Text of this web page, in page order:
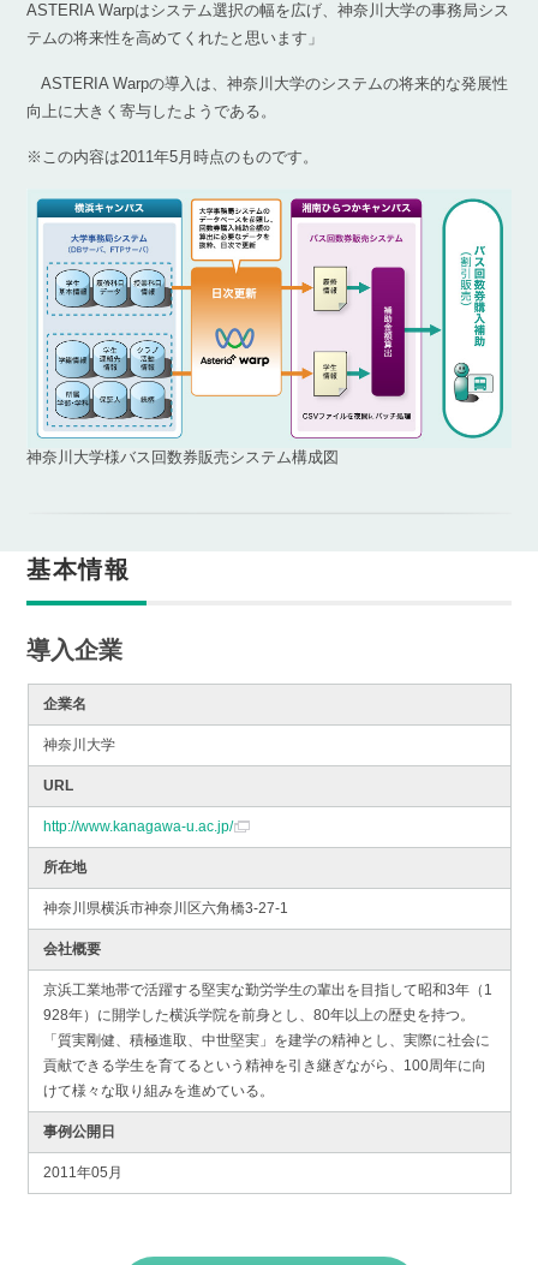
ASTERIA Warpはシステム選択の幅を広げ、神奈川大学の事務局シス
テムの将来性を高めてくれたと思います」
ASTERIA Warpの導入は、神奈川大学のシステムの将来的な発展性
向上に大きく寄与したようである。
※この内容は2011年5月時点のものです。
神奈川大学様バス回数券販売システム構成図
基本情報
導入企業
企業名
神奈川大学
URL
http://www.kanagawa-u.ac.jp/
所在地
神奈川県横浜市神奈川区六角橋3-27-1
会社概要
京浜工業地帯で活躍する堅実な勤労学生の輩出を目指して昭和3年（1
928年）に開学した横浜学院を前身とし、80年以上の歴史を持つ。
「質実剛健、積極進取、中世堅実」を建学の精神とし、実際に社会に
貢献できる学生を育てるという精神を引き継ぎながら、100周年に向
けて様々な取り組みを進めている。
事例公開日
2011年05月